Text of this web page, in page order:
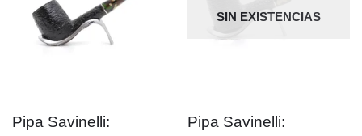
Pipa Savinelli:
SIN EXISTENCIAS
Pipa Savinelli: